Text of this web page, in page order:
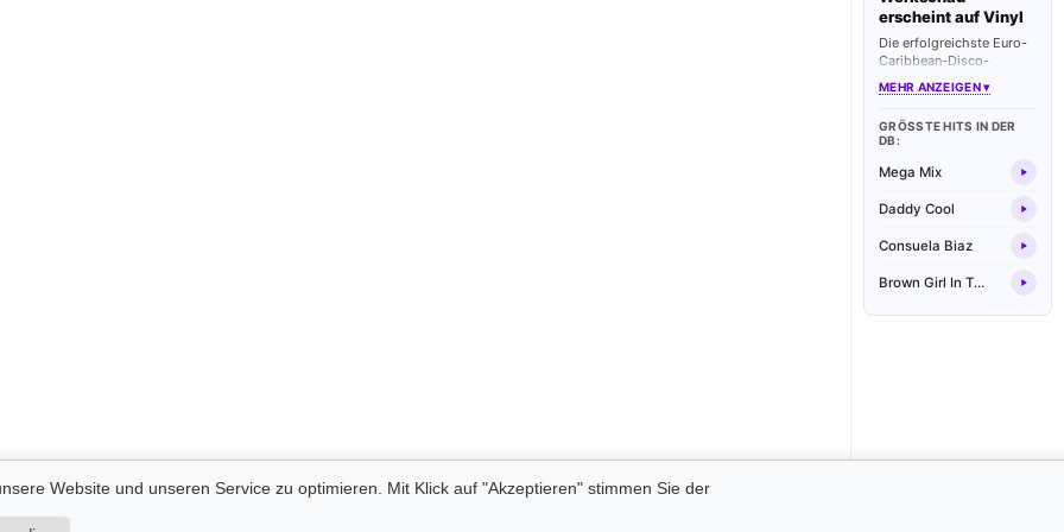
erscheint auf Vinyl
Die erfolgreichste Euro-
Caribbean-Disco-
Formation aller Zeiten
wird mit einer limitierten
legendären Dancefloor-
Kracher wurden dafür
sorgfältig remastert.
MEHR ANZEIGEN ▾
GRÖSSTE HITS IN DER D
B:
Mega Mix
Daddy Cool
Consuela Biaz
Brown Girl In The Ring
Website und unseren Service zu optimieren. Mit Klick auf "Akzeptieren" stimmen Sie der